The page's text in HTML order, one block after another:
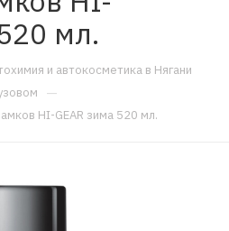
мл.
и автокосметика в Нягани
—
HI-GEAR зима 520 мл.